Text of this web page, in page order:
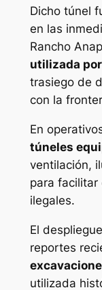
Dicho túnel
en las
Rancho
utilizada
trasiego de
con la
En
túneles
ventilación,
para facilitar
ilegales.
El
reportes
utilizada